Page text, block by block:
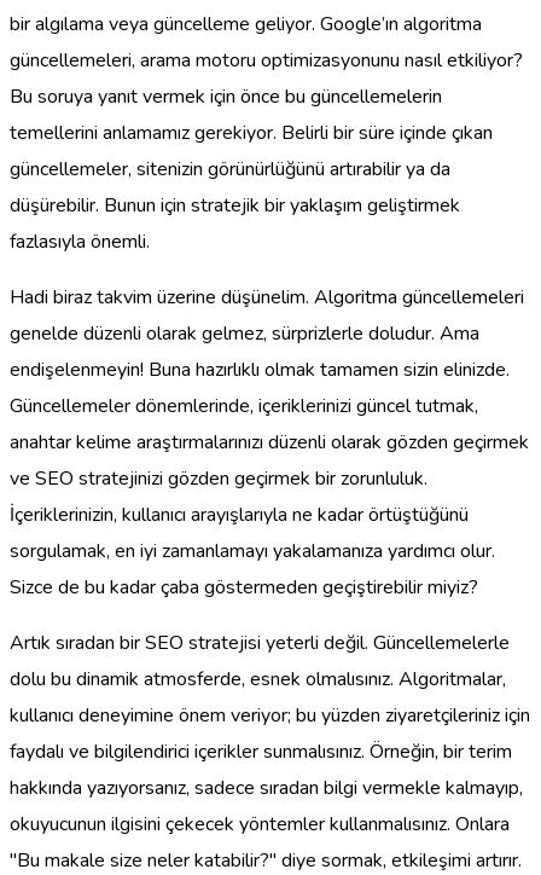
bir algılama veya güncelleme geliyor. Google’ın algoritma
güncellemeleri, arama motoru optimizasyonunu nasıl etkiliyor?
Bu soruya yanıt vermek için önce bu güncellemelerin
temellerini anlamamız gerekiyor. Belirli bir süre içinde çıkan
güncellemeler, sitenizin görünürlüğünü artırabilir ya da
düşürebilir. Bunun için stratejik bir yaklaşım geliştirmek
fazlasıyla önemli.
Hadi biraz takvim üzerine düşünelim. Algoritma güncellemeleri
genelde düzenli olarak gelmez, sürprizlerle doludur. Ama
endişelenmeyin! Buna hazırlıklı olmak tamamen sizin elinizde.
Güncellemeler dönemlerinde, içeriklerinizi güncel tutmak,
anahtar kelime araştırmalarınızı düzenli olarak gözden geçirmek
ve SEO stratejinizi gözden geçirmek bir zorunluluk.
İçeriklerinizin, kullanıcı arayışlarıyla ne kadar örtüştüğünü
sorgulamak, en iyi zamanlamayı yakalamanıza yardımcı olur.
Sizce de bu kadar çaba göstermeden geçiştirebilir miyiz?
Artık sıradan bir SEO stratejisi yeterli değil. Güncellemelerle
dolu bu dinamik atmosferde, esnek olmalısınız. Algoritmalar,
kullanıcı deneyimine önem veriyor; bu yüzden ziyaretçileriniz için
faydalı ve bilgilendirici içerikler sunmalısınız. Örneğin, bir terim
hakkında yazıyorsanız, sadece sıradan bilgi vermekle kalmayıp,
okuyucunun ilgisini çekecek yöntemler kullanmalısınız. Onlara
"Bu makale size neler katabilir?" diye sormak, etkileşimi artırır.